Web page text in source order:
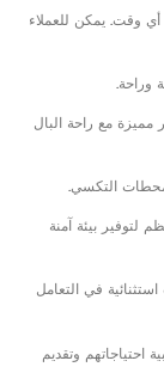
أي وقت. يمكن للعملاء
وراحة.
مع راحة البال
محطات التكسي.
لتوفير بيئة آمنة
في التعامل
وتقديم